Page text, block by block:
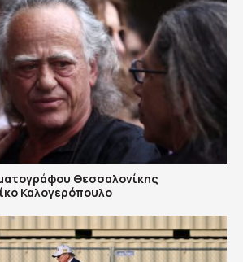
Θεσσαλονίκης
Καλογερόπουλο